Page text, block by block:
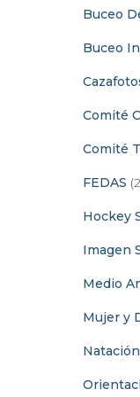
Buceo
Buceo
Comité
Comité
FEDAS
Hockey
Imagen
Medio
Mujer y